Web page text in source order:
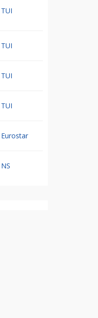
TUI
TUI
TUI
TUI
Eurostar
NS